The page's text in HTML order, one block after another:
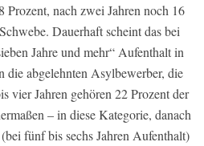
Prozent, nach zwei Jahren noch 16
Dauerhaft scheint das bei
Jahre und mehr“ Aufenthalt in
die abgelehnten Asylbewerber, die
vier Jahren gehören 22 Prozent der
– in diese Kategorie, danach
fünf bis sechs Jahren Aufenthalt)